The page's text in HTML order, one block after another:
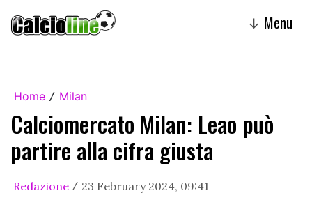
↓ Menu
Home / Milan
Calciomercato Milan: Leao può
partire alla cifra giusta
Redazione / 23 February 2024, 09:41